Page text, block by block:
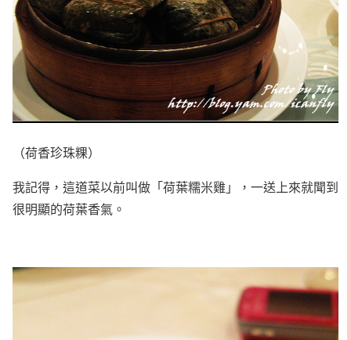
（荷香珍珠粿）
我記得，這道菜以前叫做「荷葉糯米雞」，一送上來就聞到
很明顯的荷葉香氣。